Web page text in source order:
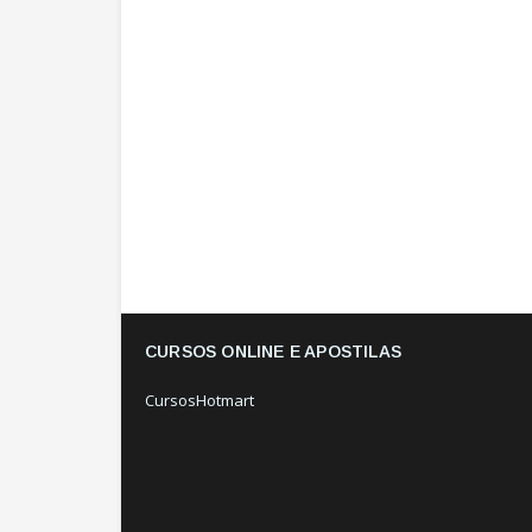
CURSOS ONLINE E APOSTILAS
CursosHotmart